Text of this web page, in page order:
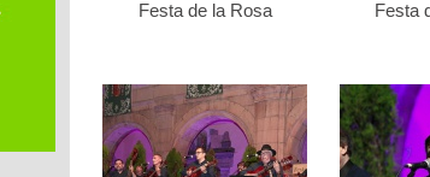
Festa de la Rosa Festa